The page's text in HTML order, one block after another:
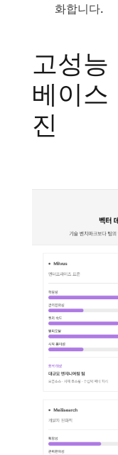
화합니다.
고성능
베이스
진